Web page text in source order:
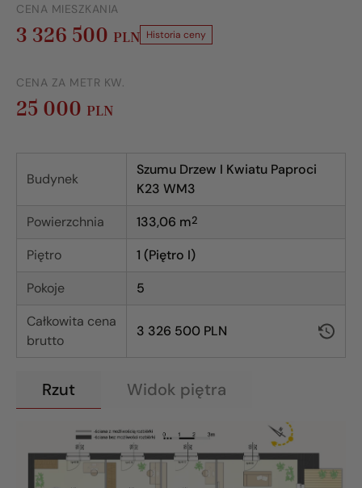
CENA MIESZKANIA
3 326 500 PLN Historia ceny
CENA ZA METR KW.
25 000 PLN
Budynek
Szumu Drzew I Kwiatu Paproci
K23 WM3
Powierzchnia
133,06 m2
Piętro
1 (Piętro I)
Pokoje
5
Całkowita cena
brutto
3 326 500 PLN
Rzut Widok piętra